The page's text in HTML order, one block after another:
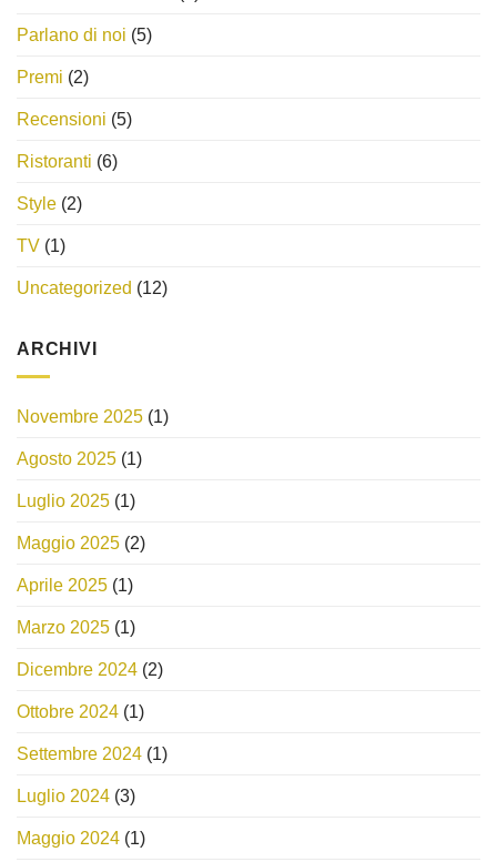
Parlano di noi (5)
Premi (2)
Recensioni (5)
Ristoranti (6)
Style (2)
TV (1)
Uncategorized (12)
ARCHIVI
Novembre 2025 (1)
Agosto 2025 (1)
Luglio 2025 (1)
Maggio 2025 (2)
Aprile 2025 (1)
Marzo 2025 (1)
Dicembre 2024 (2)
Ottobre 2024 (1)
Settembre 2024 (1)
Luglio 2024 (3)
Maggio 2024 (1)